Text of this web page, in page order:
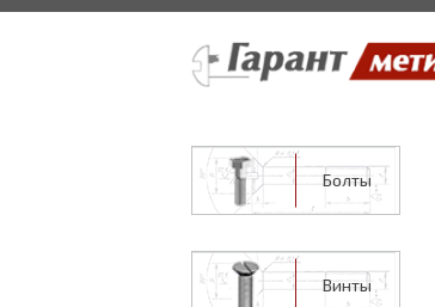
Болты
Винты